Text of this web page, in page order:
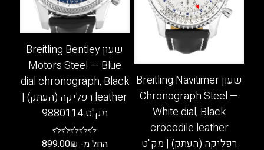
את
האפשרויות
בעמוד
המוצר
את
האפשרויות
בעמוד
המוצר
שעון Breitling Navitimer
Chronograph Steel —
White dial, Black
crocodile leather
רפליקה (העתק) | מק"ט
שעון Breitling Bentley
Motors Steel — Blue
dial chronograph, Black
leather רפליקה (העתק) |
מק"ט 9880114
החל מ- 899.00₪